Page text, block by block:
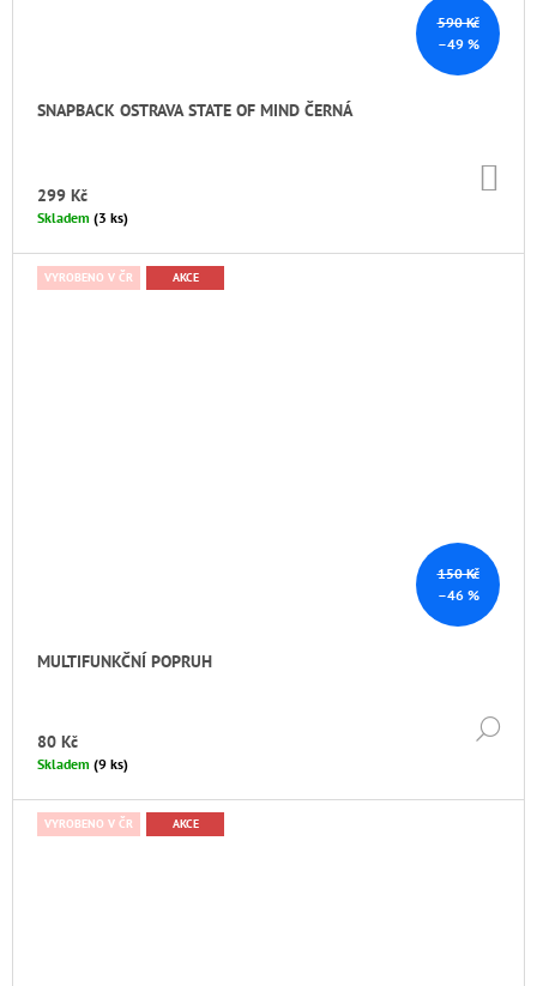
590 Kč
–49 %
SNAPBACK OSTRAVA STATE OF MIND ČERNÁ
299 Kč
Skladem (3 ks)
150 Kč
–46 %
VYROBENO V ČR AKCE
MULTIFUNKČNÍ POPRUH
80 Kč
Skladem (9 ks)
VYROBENO V ČR AKCE